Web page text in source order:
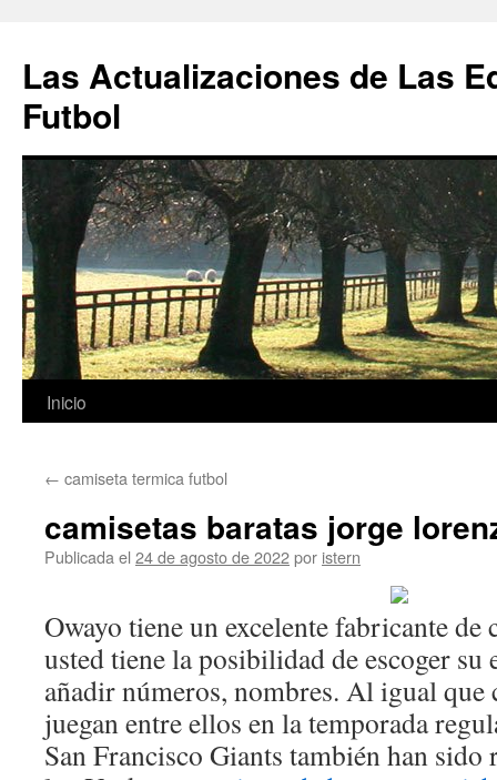
Las Actualizaciones de Las
Futbol
Saltar
contenido
Inicio
← camiseta termica futbol
camisetas baratas jorge
Publicada el 24 de agosto de 2022por istern
Owayo tiene un excelente fabricante de
usted tiene la posibilidad de escoger su
añadir números, nombres. Al igual que
juegan entre ellos en la temporada
San Francisco Giants también han